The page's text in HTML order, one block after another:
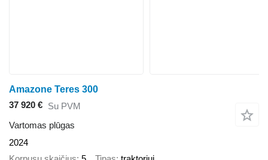
Amazone Teres 300
37 920 € Su PVM
Vartomas plūgas
2024